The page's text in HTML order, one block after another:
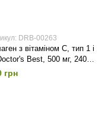
DRB-00263
з вітаміном С, тип 1 і
Best, 500 мг, 240
грн